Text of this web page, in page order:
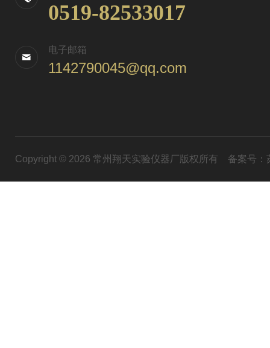
0519-82533017
电子邮箱
1142790045@qq.com
Copyright © 2026 常州翔天实验仪器厂版权所有 备案号：